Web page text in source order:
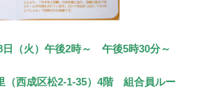
日（火）午後2時～ 午後5時30分～
（西成区松2-1-35）4階 組合員ルー